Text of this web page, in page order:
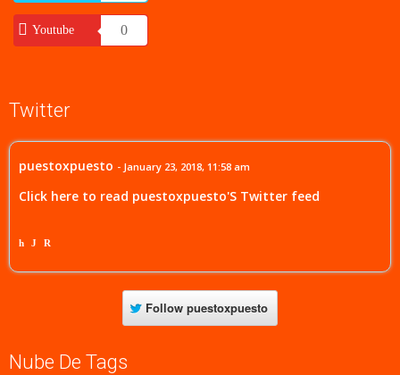
Youtube 0
Twitter
puestoxpuesto - January 23, 2018, 11:58 am
Click here to read puestoxpuesto'S Twitter feed
h J R
Follow puestoxpuesto
Nube De Tags